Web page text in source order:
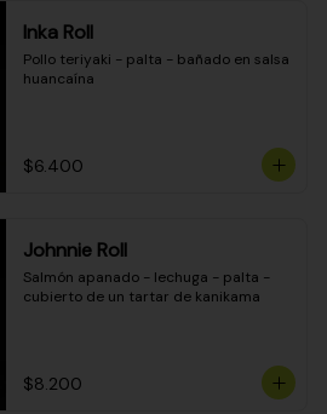
Inka Roll
Pollo teriyaki - palta - bañado en salsa
huancaína
$6.400
Johnnie Roll
Salmón apanado - lechuga - palta -
cubierto de un tartar de kanikama
$8.200